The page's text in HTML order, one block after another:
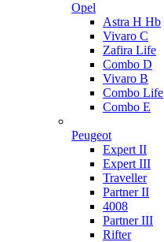
Opel
Astra H Hb
Vivaro C
Zafira Life
Combo D
Vivaro B
Combo Life
Combo E
Peugeot
Expert II
Expert III
Traveller
Partner II
4008
Partner III
Rifter